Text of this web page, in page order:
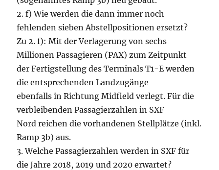
2. f) Wie werden die dann immer noch
fehlenden sieben Abstellpositionen ersetzt?
Zu 2. f): Mit der Verlagerung von sechs
Millionen Passagieren (PAX) zum Zeitpunkt
der Fertigstellung des Terminals T1-E werden
die entsprechenden Landzugänge
ebenfalls in Richtung Midfield verlegt. Für die
verbleibenden Passagierzahlen in SXF
Nord reichen die vorhandenen Stellplätze (inkl.
Ramp 3b) aus.
3. Welche Passagierzahlen werden in SXF für
die Jahre 2018, 2019 und 2020 erwartet?